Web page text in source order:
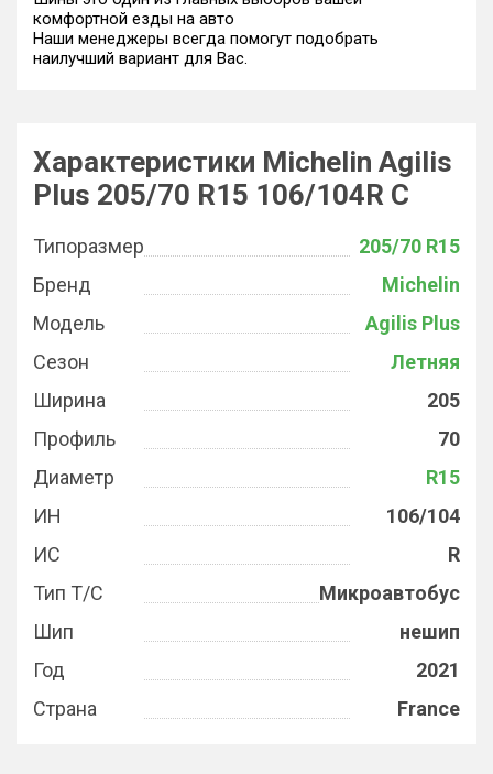
комфортной езды на авто
Наши менеджеры всегда помогут подобрать
наилучший вариант для Вас.
Характеристики Michelin Agilis
Plus 205/70 R15 106/104R C
Типоразмер
205/70 R15
Бренд
Michelin
Модель
Agilis Plus
Сезон
Летняя
Ширина
205
Профиль
70
Диаметр
R15
ИН
106/104
ИС
R
Тип Т/С
Микроавтобус
Шип
нешип
Год
2021
Страна
France